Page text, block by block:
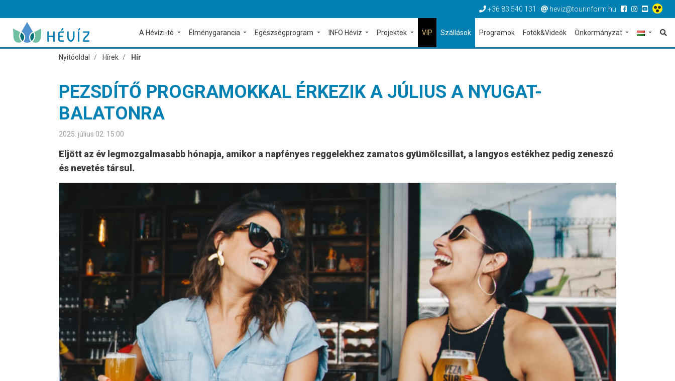
+36 83 540 131 heviz@tourinform.hu
A Hévízi-tó Élménygarancia Egészségprogram INFO Hévíz Projektek VIP Szállások Programok Fotók&Videók Önkormányzat
Nyitóoldal Hírek Hír
PEZSDÍTŐ PROGRAMOKKAL ÉRKEZIK A JÚLIUS A NYUGAT-
BALATONRA
2025. július 02. 15:00
Eljött az év legmozgalmasabb hónapja, amikor a napfényes reggelekhez zamatos gyümölcsillat, a langyos estékhez pedig zeneszó
és nevetés társul.